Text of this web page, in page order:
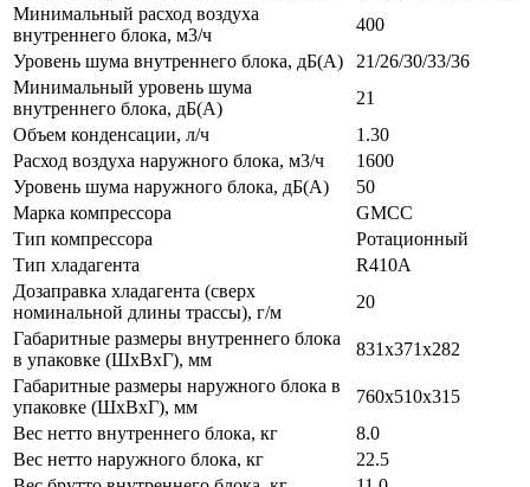
Минимальный расход воздуха
внутреннего блока, м3/ч
400
Уровень шума внутреннего блока, дБ(А)
21/26/30/33/36
Минимальный уровень шума
внутреннего блока, дБ(А)
21
Объем конденсации, л/ч
1.30
Расход воздуха наружного блока, м3/ч
1600
Уровень шума наружного блока, дБ(А)
50
Марка компрессора
GMCC
Тип компрессора
Ротационный
Тип хладагента
R410A
Дозаправка хладагента (сверх
номинальной длины трассы), г/м
20
Габаритные размеры внутреннего блока
в упаковке (ШxВxГ), мм
831x371x282
Габаритные размеры наружного блока в
упаковке (ШxВxГ), мм
760x510x315
Вес нетто внутреннего блока, кг
8.0
Вес нетто наружного блока, кг
22.5